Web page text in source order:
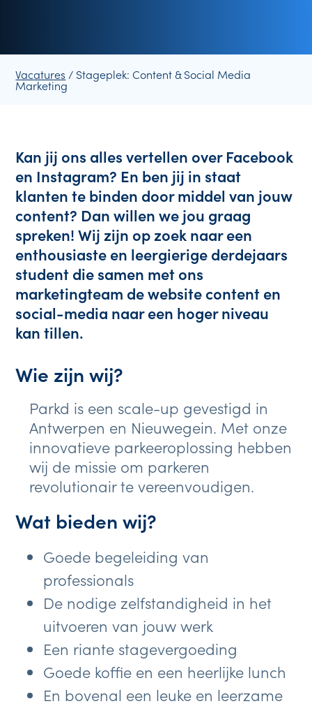
Vacatures / Stageplek: Content & Social Media
Marketing
Kan jij ons alles vertellen over Facebook
en Instagram? En ben jij in staat
klanten te binden door middel van jouw
content? Dan willen we jou graag
spreken! Wij zijn op zoek naar een
enthousiaste en leergierige derdejaars
student die samen met ons
marketingteam de website content en
social-media naar een hoger niveau
kan tillen.
Wie zijn wij?
Parkd is een scale-up gevestigd in
Antwerpen en Nieuwegein. Met onze
innovatieve parkeeroplossing hebben
wij de missie om parkeren
revolutionair te vereenvoudigen.
Wat bieden wij?
Goede begeleiding van
professionals
De nodige zelfstandigheid in het
uitvoeren van jouw werk
Een riante stagevergoeding
Goede koffie en een heerlijke lunch
En bovenal een leuke en leerzame